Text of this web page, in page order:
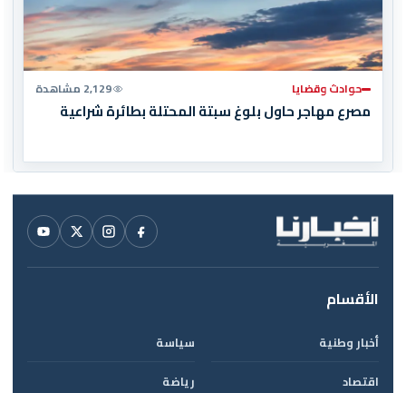
حوادث وقضايا 2,129 مشاهدة
مصرع مهاجر حاول بلوغ سبتة المحتلة بطائرة شراعية
الأقسام
أخبار وطنية
سياسة
اقتصاد
رياضة